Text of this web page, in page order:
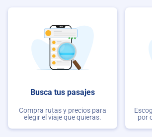
Busca tus pasajes
Compra rutas y precios para
elegir el viaje que quieras.
por